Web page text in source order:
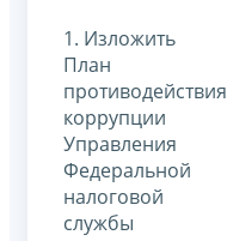
1. Изложить
План
противодействия
коррупции
Управления
Федеральной
налоговой
службы